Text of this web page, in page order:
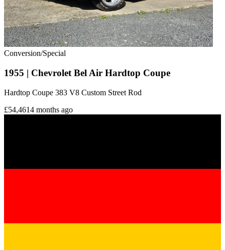
Conversion/Special
1955 | Chevrolet Bel Air Hardtop Coupe
Hardtop Coupe 383 V8 Custom Street Rod
£54,4614 months ago